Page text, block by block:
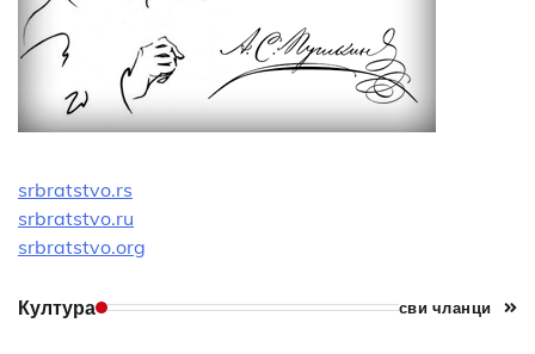
srbratstvo.rs
srbratstvo.ru
srbratstvo.org
Култура сви чланци